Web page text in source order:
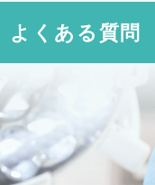
よくある質問